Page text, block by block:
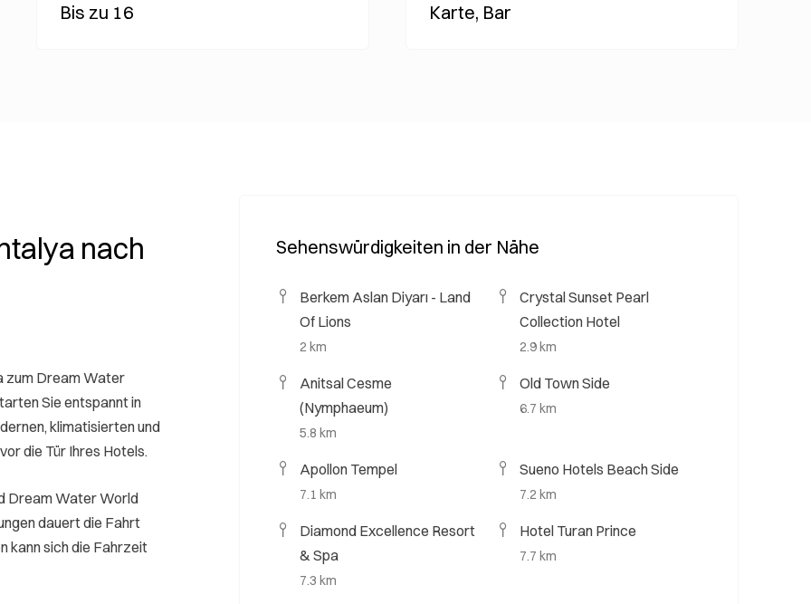
Bis zu 16 Karte, Bar
nach
zum Dream Water
Sie entspannt in
klimatisierten und
die Tür Ihres Hotels.
Dream Water World
dauert die Fahrt
kann sich die Fahrzeit
Sehenswürdigkeiten in der Nähe
Berkem Aslan Diyarı - Land
Of Lions
2 km
Crystal Sunset Pearl
Collection Hotel
2.9 km
Anitsal Cesme
(Nymphaeum)
5.8 km
Old Town Side
6.7 km
Apollon Tempel
7.1 km
Sueno Hotels Beach Side
7.2 km
Diamond Excellence Resort
& Spa
7.3 km
Hotel Turan Prince
7.7 km